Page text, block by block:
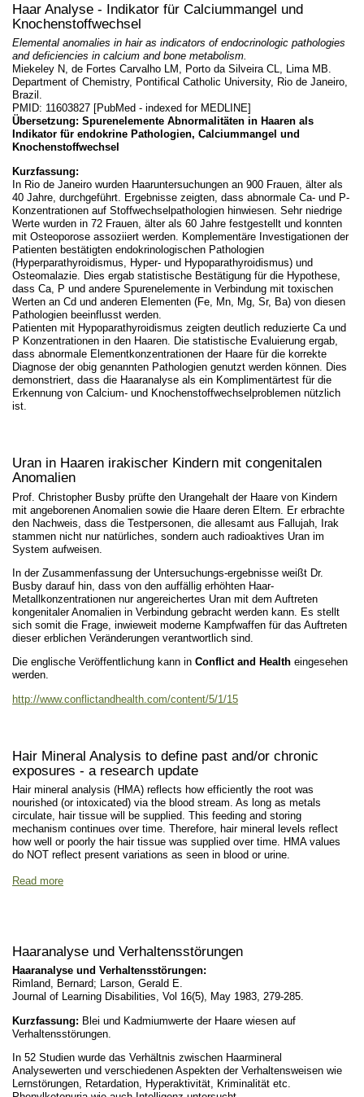
Haar Analyse - Indikator für Calciummangel und
Knochenstoffwechsel
Elemental anomalies in hair as indicators of endocrinologic pathologies
and deficiencies in calcium and bone metabolism.
Miekeley N, de Fortes Carvalho LM, Porto da Silveira CL, Lima MB.
Department of Chemistry, Pontifical Catholic University, Rio de Janeiro,
Brazil.
PMID: 11603827 [PubMed - indexed for MEDLINE]
Übersetzung: Spurenelemente Abnormalitäten in Haaren als
Indikator für endokrine Pathologien, Calciummangel und
Knochenstoffwechsel
Kurzfassung:
In Rio de Janeiro wurden Haaruntersuchungen an 900 Frauen, älter als
40 Jahre, durchgeführt. Ergebnisse zeigten, dass abnormale Ca- und P-
Konzentrationen auf Stoffwechselpathologien hinwiesen. Sehr niedrige
Werte wurden in 72 Frauen, älter als 60 Jahre festgestellt und konnten
mit Osteoporose assoziiert werden. Komplementäre Investigationen der
Patienten bestätigten endokrinologischen Pathologien
(Hyperparathyroidismus, Hyper- und Hypoparathyroidismus) und
Osteomalazie. Dies ergab statistische Bestätigung für die Hypothese,
dass Ca, P und andere Spurenelemente in Verbindung mit toxischen
Werten an Cd und anderen Elementen (Fe, Mn, Mg, Sr, Ba) von diesen
Pathologien beeinflusst werden.
Patienten mit Hypoparathyroidismus zeigten deutlich reduzierte Ca und
P Konzentrationen in den Haaren. Die statistische Evaluierung ergab,
dass abnormale Elementkonzentrationen der Haare für die korrekte
Diagnose der obig genannten Pathologien genutzt werden können. Dies
demonstriert, dass die Haaranalyse als ein Komplimentärtest für die
Erkennung von Calcium- und Knochenstoffwechselproblemen nützlich
ist.
Uran in Haaren irakischer Kindern mit congenitalen
Anomalien
Prof. Christopher Busby prüfte den Urangehalt der Haare von Kindern
mit angeborenen Anomalien sowie die Haare deren Eltern. Er erbrachte
den Nachweis, dass die Testpersonen, die allesamt aus Fallujah, Irak
stammen nicht nur natürliches, sondern auch radioaktives Uran im
System aufweisen.
In der Zusammenfassung der Untersuchungs-ergebnisse weißt Dr.
Busby darauf hin, dass von den auffällig erhöhten Haar-
Metallkonzentrationen nur angereichertes Uran mit dem Auftreten
kongenitaler Anomalien in Verbindung gebracht werden kann. Es stellt
sich somit die Frage, inwieweit moderne Kampfwaffen für das Auftreten
dieser erblichen Veränderungen verantwortlich sind.
Die englische Veröffentlichung kann in Conflict and Health eingesehen
werden.
http://www.conflictandhealth.com/content/5/1/15
Hair Mineral Analysis to define past and/or chronic
exposures - a research update
Hair mineral analysis (HMA) reflects how efficiently the root was
nourished (or intoxicated) via the blood stream. As long as metals
circulate, hair tissue will be supplied. This feeding and storing
mechanism continues over time. Therefore, hair mineral levels reflect
how well or poorly the hair tissue was supplied over time. HMA values
do NOT reflect present variations as seen in blood or urine.
Read more
Haaranalyse und Verhaltensstörungen
Haaranalyse und Verhaltensstörungen:
Rimland, Bernard; Larson, Gerald E.
Journal of Learning Disabilities, Vol 16(5), May 1983, 279-285.
Kurzfassung: Blei und Kadmiumwerte der Haare wiesen auf
Verhaltensstörungen.
In 52 Studien wurde das Verhältnis zwischen Haarmineral
Analysewerten und verschiedenen Aspekten der Verhaltensweisen wie
Lernstörungen, Retardation, Hyperaktivität, Kriminalität etc.